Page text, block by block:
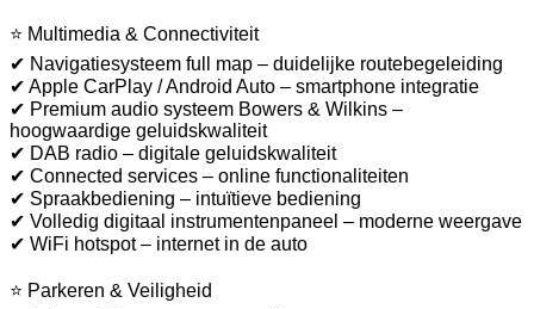
⭐ Multimedia & Connectiviteit
✔ Navigatiesysteem full map – duidelijke routebegeleiding
✔ Apple CarPlay / Android Auto – smartphone integratie
✔ Premium audio systeem Bowers & Wilkins –
hoogwaardige geluidskwaliteit
✔ DAB radio – digitale geluidskwaliteit
✔ Connected services – online functionaliteiten
✔ Spraakbediening – intuïtieve bediening
✔ Volledig digitaal instrumentenpaneel – moderne weergave
✔ WiFi hotspot – internet in de auto
⭐ Parkeren & Veiligheid